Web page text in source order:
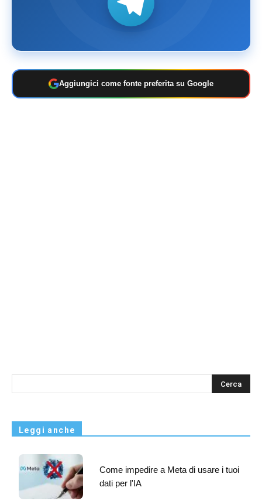
Aggiungici come fonte preferita su Google
s
Leggi anche
Come impedire a Meta di usare i tuoi
dati per l'IA